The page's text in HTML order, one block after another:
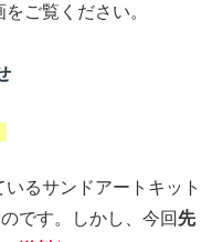
ご覧ください。
るサンドアートキット
です。しかし、今回 先